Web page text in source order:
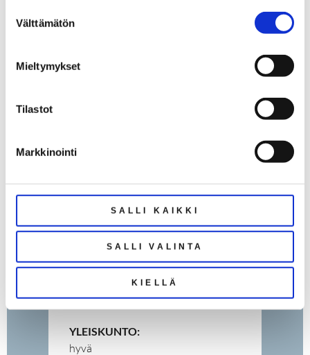
valinta
Välttämätön
Mieltymykset
Tilastot
Markkinointi
SALLI KAIKKI
SALLI VALINTA
KIELLÄ
kerrostalo
472 €
( Hoitovastike: 319 € + Rahoitusvastike:
VAPAUTUMINEN:
sopimuksen mukaan
RAKENNUSVUOSI:
1957
YLEISKUNTO:
hyvä